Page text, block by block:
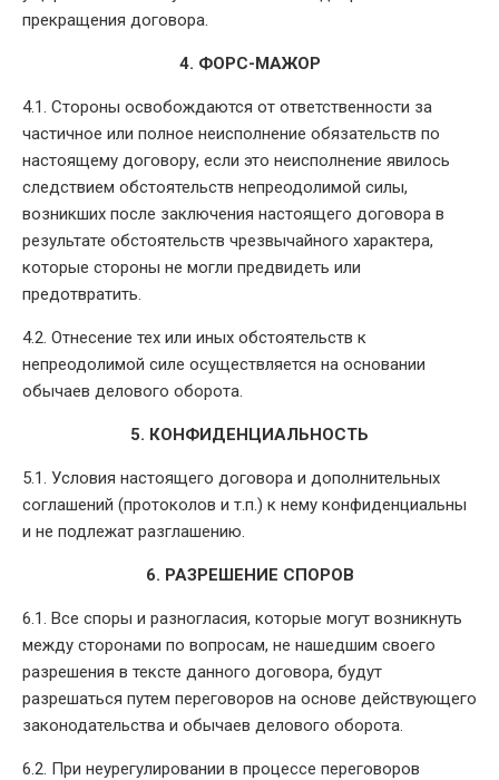
прекращения договора.
4. ФОРС-МАЖОР
4.1. Стороны освобождаются от ответственности за
частичное или полное неисполнение обязательств по
настоящему договору, если это неисполнение явилось
следствием обстоятельств непреодолимой силы,
возникших после заключения настоящего договора в
результате обстоятельств чрезвычайного характера,
которые стороны не могли предвидеть или
предотвратить.
4.2. Отнесение тех или иных обстоятельств к
непреодолимой силе осуществляется на основании
обычаев делового оборота.
5. КОНФИДЕНЦИАЛЬНОСТЬ
5.1. Условия настоящего договора и дополнительных
соглашений (протоколов и т.п.) к нему конфиденциальны
и не подлежат разглашению.
6. РАЗРЕШЕНИЕ СПОРОВ
6.1. Все споры и разногласия, которые могут возникнуть
между сторонами по вопросам, не нашедшим своего
разрешения в тексте данного договора, будут
разрешаться путем переговоров на основе действующего
законодательства и обычаев делового оборота.
6.2. При неурегулировании в процессе переговоров